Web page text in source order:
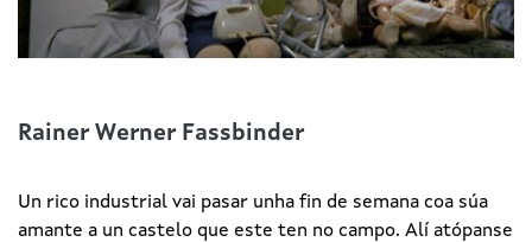
Rainer Werner Fassbinder
Un rico industrial vai pasar unha fin de semana coa súa
amante a un castelo que este ten no campo. Alí atópanse